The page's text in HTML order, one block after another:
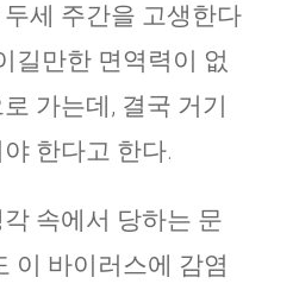
세 주간을 고생한다
길만한 면역력이 없
가는데, 결국 거기
한다고 한다.
속에서 당하는 문
이 바이러스에 감염